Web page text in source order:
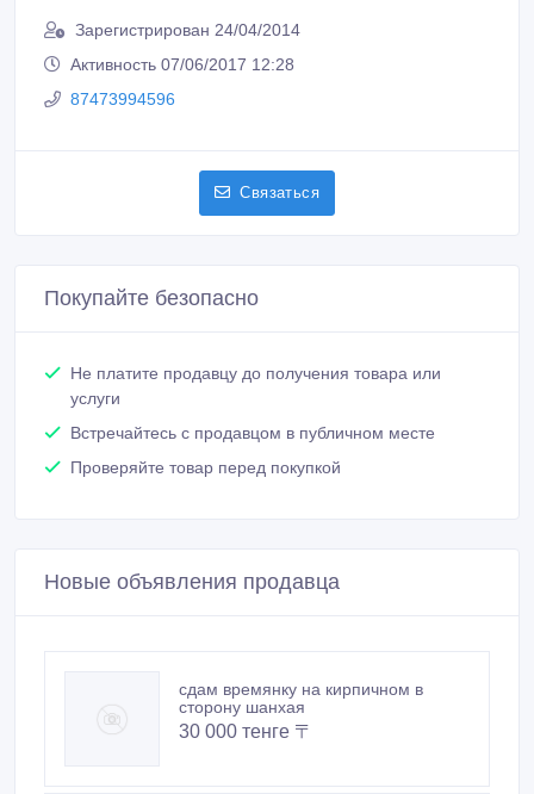
Зарегистрирован 24/04/2014
Активность 07/06/2017 12:28
87473994596
Связаться
Покупайте безопасно
Не платите продавцу до получения товара или
услуги
Встречайтесь с продавцом в публичном месте
Проверяйте товар перед покупкой
Новые объявления продавца
сдам времянку на кирпичном в
сторону шанхая
30 000 тенге 〒